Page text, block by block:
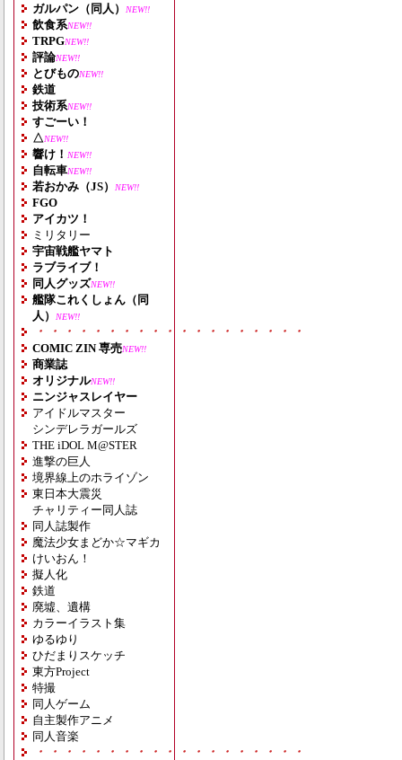
ガルパン（同人） NEW!!
飲食系NEW!!
TRPGNEW!!
評論NEW!!
とびものNEW!!
鉄道
技術系NEW!!
すごーい！
△NEW!!
響け！ NEW!!
自転車NEW!!
若おかみ（JS） NEW!!
FGO
アイカツ！
ミリタリー
宇宙戦艦ヤマト
ラブライブ！
同人グッズNEW!!
艦隊これくしょん（同
人）
NEW!!
・・・・・・・・・・・・・・・・・・・
COMIC ZIN 専売NEW!!
商業誌
オリジナルNEW!!
ニンジャスレイヤー
アイドルマスター
シンデレラガールズ
THE iDOL M@STER
進撃の巨人
境界線上のホライゾン
東日本大震災
チャリティー同人誌
同人誌製作
魔法少女まどか☆マギカ
けいおん！
擬人化
鉄道
廃墟、遺構
カラーイラスト集
ゆるゆり
ひだまりスケッチ
東方Project
特撮
同人ゲーム
自主製作アニメ
同人音楽
・・・・・・・・・・・・・・・・・・・